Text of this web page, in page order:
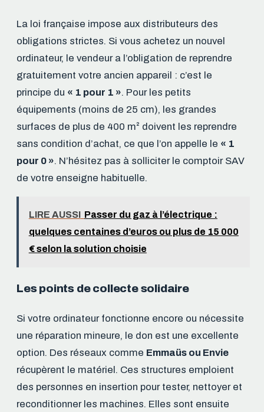
La loi française impose aux distributeurs des
obligations strictes. Si vous achetez un nouvel
ordinateur, le vendeur a l’obligation de reprendre
gratuitement votre ancien appareil : c’est le
principe du « 1 pour 1 ». Pour les petits
équipements (moins de 25 cm), les grandes
surfaces de plus de 400 m² doivent les reprendre
sans condition d’achat, ce que l’on appelle le « 1
pour 0 ». N’hésitez pas à solliciter le comptoir SAV
de votre enseigne habituelle.
LIRE AUSSI
Passer du gaz à l’électrique :
quelques centaines d’euros ou plus de 15 000
€ selon la solution choisie
Les points de collecte solidaire
Si votre ordinateur fonctionne encore ou nécessite
une réparation mineure, le don est une excellente
option. Des réseaux comme Emmaüs ou Envie
récupèrent le matériel. Ces structures emploient
des personnes en insertion pour tester, nettoyer et
reconditionner les machines. Elles sont ensuite